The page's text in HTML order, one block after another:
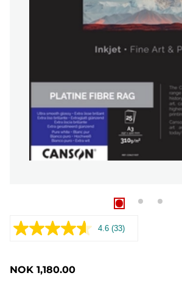
4.6 Les
(33)
NOK 1,180.00